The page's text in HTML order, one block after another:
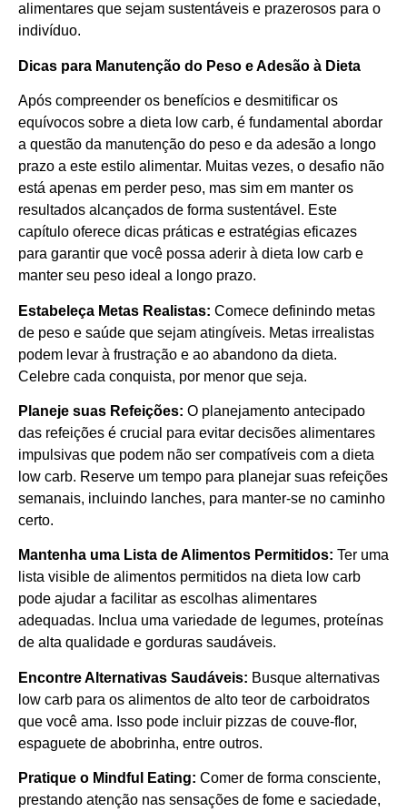
alimentares que sejam sustentáveis e prazerosos para o
indivíduo.
Dicas para Manutenção do Peso e Adesão à Dieta
Após compreender os benefícios e desmitificar os
equívocos sobre a dieta low carb, é fundamental abordar
a questão da manutenção do peso e da adesão a longo
prazo a este estilo alimentar. Muitas vezes, o desafio não
está apenas em perder peso, mas sim em manter os
resultados alcançados de forma sustentável. Este
capítulo oferece dicas práticas e estratégias eficazes
para garantir que você possa aderir à dieta low carb e
manter seu peso ideal a longo prazo.
Estabeleça Metas Realistas: Comece definindo metas
de peso e saúde que sejam atingíveis. Metas irrealistas
podem levar à frustração e ao abandono da dieta.
Celebre cada conquista, por menor que seja.
Planeje suas Refeições: O planejamento antecipado
das refeições é crucial para evitar decisões alimentares
impulsivas que podem não ser compatíveis com a dieta
low carb. Reserve um tempo para planejar suas refeições
semanais, incluindo lanches, para manter-se no caminho
certo.
Mantenha uma Lista de Alimentos Permitidos: Ter uma
lista visible de alimentos permitidos na dieta low carb
pode ajudar a facilitar as escolhas alimentares
adequadas. Inclua uma variedade de legumes, proteínas
de alta qualidade e gorduras saudáveis.
Encontre Alternativas Saudáveis: Busque alternativas
low carb para os alimentos de alto teor de carboidratos
que você ama. Isso pode incluir pizzas de couve-flor,
espaguete de abobrinha, entre outros.
Pratique o Mindful Eating: Comer de forma consciente,
prestando atenção nas sensações de fome e saciedade,